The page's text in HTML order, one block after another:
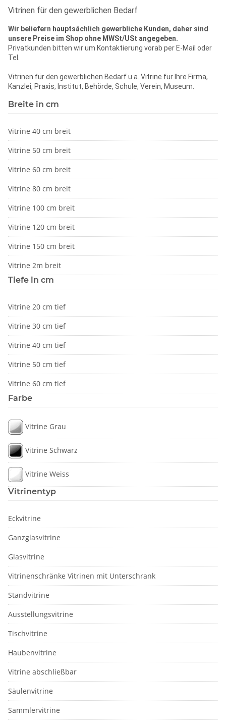
Vitrinen für den gewerblichen Bedarf
Wir beliefern hauptsächlich gewerbliche Kunden, daher sind
unsere Preise im Shop ohne MWSt/USt angegeben.
Privatkunden bitten wir um Kontaktierung vorab per E-Mail oder
Tel.
Vitrinen für den gewerblichen Bedarf u.a. Vitrine für Ihre Firma,
Kanzlei, Praxis, Institut, Behörde, Schule, Verein, Museum.
Breite in cm
Vitrine 40 cm breit
Vitrine 50 cm breit
Vitrine 60 cm breit
Vitrine 80 cm breit
Vitrine 100 cm breit
Vitrine 120 cm breit
Vitrine 150 cm breit
Vitrine 2m breit
Tiefe in cm
Vitrine 20 cm tief
Vitrine 30 cm tief
Vitrine 40 cm tief
Vitrine 50 cm tief
Vitrine 60 cm tief
Farbe
Vitrine Grau
Vitrine Schwarz
Vitrine Weiss
Vitrinentyp
Eckvitrine
Ganzglasvitrine
Glasvitrine
Vitrinenschränke Vitrinen mit Unterschrank
Standvitrine
Ausstellungsvitrine
Tischvitrine
Haubenvitrine
Vitrine abschließbar
Säulenvitrine
Sammlervitrine